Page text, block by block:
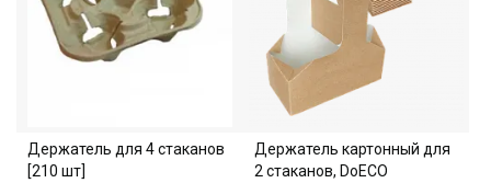
Держатель для 4 стаканов
[210 шт]
Держатель картонный для
2 стаканов, DoECO